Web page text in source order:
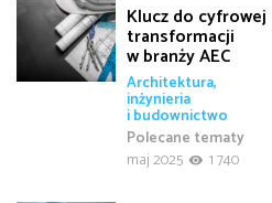
Klucz do cyfrowej
transformacji
w branży AEC
Architektura,
inżynieria
i budownictwo
Polecane tematy
maj 2025
1 740